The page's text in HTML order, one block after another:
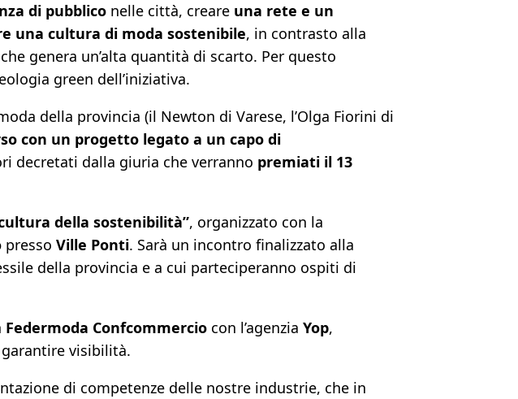
di pubblico nelle città, creare una rete e un
una cultura di moda sostenibile, in contrasto alla
genera un’alta quantità di scarto. Per questo
green dell’iniziativa.
della provincia (il Newton di Varese, l’Olga Fiorini di
con un progetto legato a un capo di
decretati dalla giuria che verranno premiati il 13
della sostenibilità”, organizzato con la
presso Ville Ponti. Sarà un incontro finalizzato alla
della provincia e a cui parteciperanno ospiti di
Federmoda Confcommercio con l’agenzia Yop,
visibilità.
di competenze delle nostre industrie, che in